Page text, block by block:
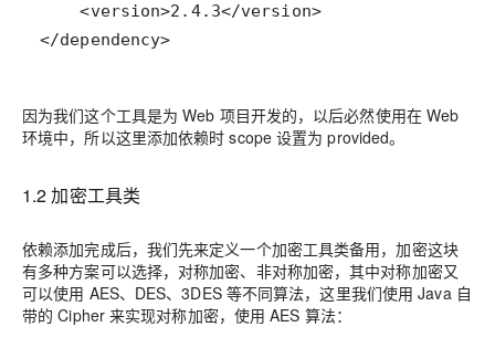
    <version>2.4.3</version>
</dependency>
因为我们这个工具是为 Web 项目开发的，以后必然使用在 Web
环境中，所以这里添加依赖时 scope 设置为 provided。
1.2 加密工具类
依赖添加完成后，我们先来定义一个加密工具类备用，加密这块
有多种方案可以选择，对称加密、非对称加密，其中对称加密又
可以使用 AES、DES、3DES 等不同算法，这里我们使用 Java 自
带的 Cipher 来实现对称加密，使用 AES 算法：